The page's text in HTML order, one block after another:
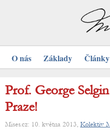
O nás Základy Články
Prof. George
Praze!
Mises.cz: 10. května 2013, Kolektiv